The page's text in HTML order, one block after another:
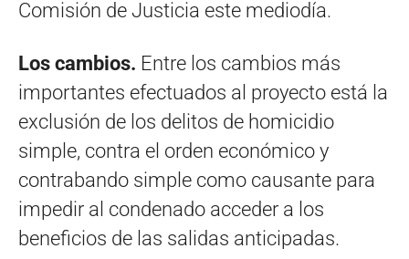
Comisión de Justicia este mediodía.
Los cambios. Entre los cambios más
importantes efectuados al proyecto está la
exclusión de los delitos de homicidio
simple, contra el orden económico y
contrabando simple como causante para
impedir al condenado acceder a los
beneficios de las salidas anticipadas.